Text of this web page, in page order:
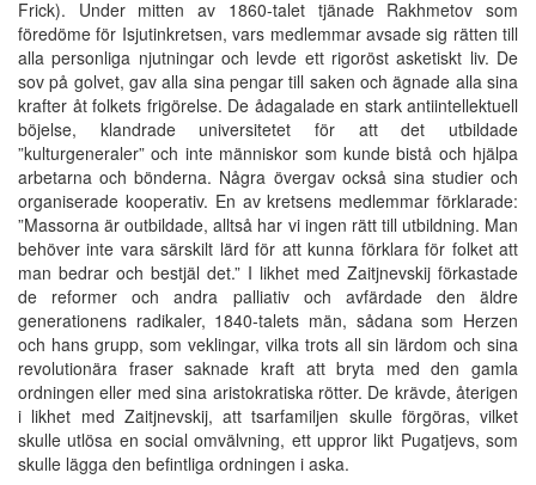
Frick). Under mitten av 1860-talet tjänade Rakhmetov som
föredöme för Isjutinkretsen, vars medlemmar avsade sig rätten till
alla personliga njutningar och levde ett rigoröst asketiskt liv. De
sov på golvet, gav alla sina pengar till saken och ägnade alla sina
krafter åt folkets frigörelse. De ådagalade en stark antiintellektuell
böjelse, klandrade universitetet för att det utbildade
”kulturgeneraler” och inte människor som kunde bistå och hjälpa
arbetarna och bönderna. Några övergav också sina studier och
organiserade kooperativ. En av kretsens medlemmar förklarade:
”Massorna är outbildade, alltså har vi ingen rätt till utbildning. Man
behöver inte vara särskilt lärd för att kunna förklara för folket att
man bedrar och bestjäl det.” I likhet med Zaitjnevskij förkastade
de reformer och andra palliativ och avfärdade den äldre
generationens radikaler, 1840-talets män, sådana som Herzen
och hans grupp, som veklingar, vilka trots all sin lärdom och sina
revolutionära fraser saknade kraft att bryta med den gamla
ordningen eller med sina aristokratiska rötter. De krävde, återigen
i likhet med Zaitjnevskij, att tsarfamiljen skulle förgöras, vilket
skulle utlösa en social omvälvning, ett uppror likt Pugatjevs, som
skulle lägga den befintliga ordningen i aska.